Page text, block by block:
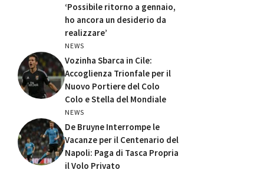
‘Possibile ritorno a gennaio,
ho ancora un desiderio da
realizzare’
NEWS
Vozinha Sbarca in Cile:
Accoglienza Trionfale per il
Nuovo Portiere del Colo
Colo e Stella del Mondiale
NEWS
De Bruyne Interrompe le
Vacanze per il Centenario del
Napoli: Paga di Tasca Propria
il Volo Privato